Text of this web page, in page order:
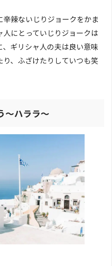
辣ないじりジョークをかま
にとっていじりジョークは
ギリシャ人の夫は良い意味
、ふざけたりしていつも笑
〜ハララ〜